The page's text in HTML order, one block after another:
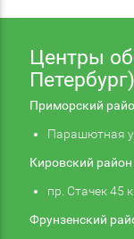
Центры
Петербург)
Приморский
Парашютная
Кировский район
пр. Стачек 45
Фрунзенский